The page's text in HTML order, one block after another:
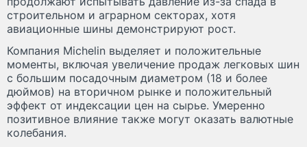
строительном и аграрном секторах, хотя
авиационные шины демонстрируют рост.
Компания Michelin выделяет и положительные
моменты, включая увеличение продаж легковых шин
с большим посадочным диаметром (18 и более
дюймов) на вторичном рынке и положительный
эффект от индексации цен на сырье. Умеренно
позитивное влияние также могут оказать валютные
колебания.